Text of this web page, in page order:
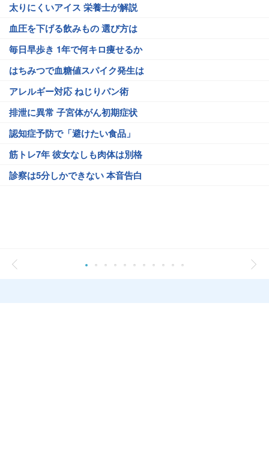
太りにくいアイス 栄養士が解説
血圧を下げる飲みもの 選び方は
毎日早歩き 1年で何キロ痩せるか
はちみつで血糖値スパイク発生は
アレルギー対応 ねじりパン術
排泄に異常 子宮体がん初期症状
認知症予防で「避けたい食品」
筋トレ7年 彼女なしも肉体は別格
診察は5分しかできない 本音告白